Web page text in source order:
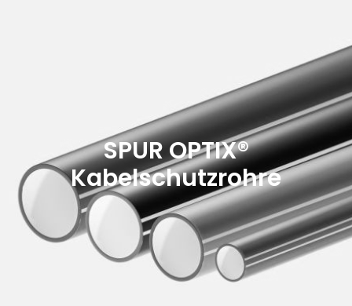
SPUR OPTIX®
Kabelschutzrohre